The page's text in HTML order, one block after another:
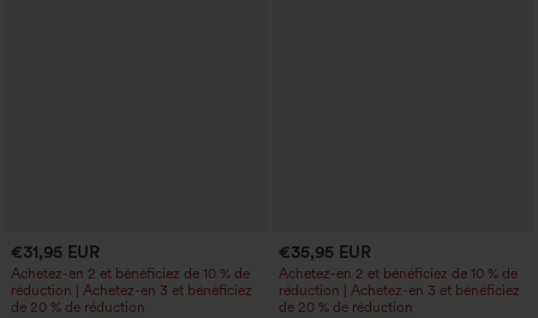
€31,95 EUR
Achetez-en 2 et bénéficiez de 10 % de
réduction | Achetez-en 3 et bénéficiez
de 20 % de réduction
€35,95 EUR
Achetez-en 2 et bénéficiez de 10 % de
réduction | Achetez-en 3 et bénéficiez
de 20 % de réduction